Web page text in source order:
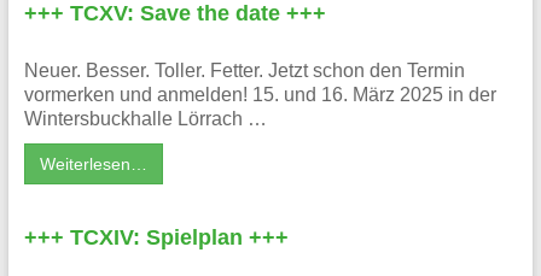
+++ TCXV: Save the date +++
Neuer. Besser. Toller. Fetter. Jetzt schon den Termin
vormerken und anmelden! 15. und 16. März 2025 in der
Wintersbuckhalle Lörrach …
Weiterlesen…
+++ TCXIV: Spielplan +++